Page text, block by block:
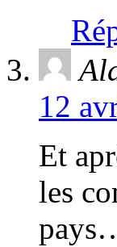
12
Et
les